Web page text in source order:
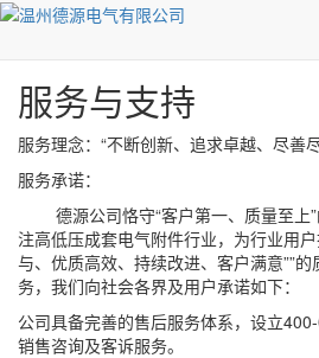
0577-86520257
服务与支持
服务理念：“不断创新、追求卓越、尽善
服务承诺：
德源公司恪守“客户第一、质量至上”
注高低压成套电气附件行业，为行业用
与、优质高效、持续改进、客户满意””
务，我们向社会各界及用户承诺如下：
公司具备完善的售后服务体系，设立
销售咨询及客诉服务。